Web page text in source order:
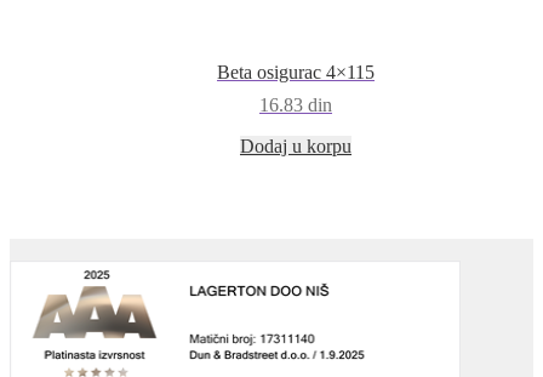
Beta osigurac 4×115
16.83 din
Dodaj u korpu